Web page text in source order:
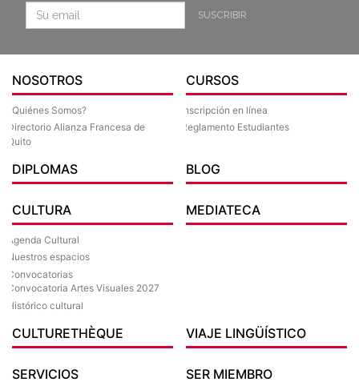
SUSCRIBIR
NOSOTROS
¿Quiénes Somos?
Directorio Alianza Francesa de
Quito
CURSOS
Inscripción en línea
Reglamento Estudiantes
DIPLOMAS BLOG
CULTURA
Agenda Cultural
Nuestros espacios
Convocatorias
Convocatoria Artes Visuales 2027
Histórico cultural
MEDIATECA
CULTURETHÈQUE VIAJE LINGÜÍSTICO
SERVICIOS SER MIEMBRO